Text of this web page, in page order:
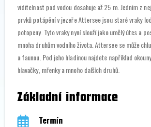
viditelnost pod vodou dosahuje až 25 m. Jedním z
prvků potápění v jezeře Attersee jsou staré vraky
potopeny. Tyto vraky nyní slouží jako umělý útes a
mnoha druhům vodního života. Attersee se může
a faunou. Pod jeho hladinou najdete například
hlavačky, mřenky a mnoho dalších druhů.
Základní informace
Termín